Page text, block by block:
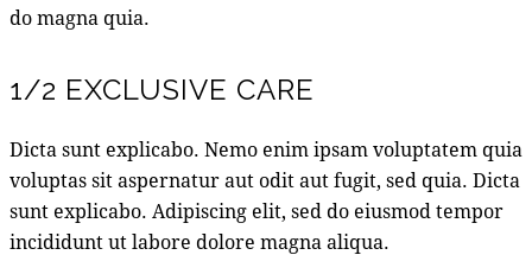
do magna quia.
1/2 EXCLUSIVE CARE
Dicta sunt explicabo. Nemo enim ipsam voluptatem quia
voluptas sit aspernatur aut odit aut fugit, sed quia. Dicta
sunt explicabo. Adipiscing elit, sed do eiusmod tempor
incididunt ut labore dolore magna aliqua.